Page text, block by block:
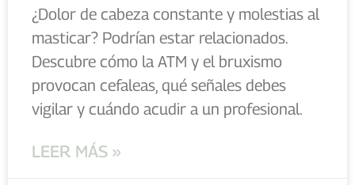
¿Dolor de cabeza constante y molestias al
masticar? Podrían estar relacionados.
Descubre cómo la ATM y el bruxismo
provocan cefaleas, qué señales debes
vigilar y cuándo acudir a un profesional.
LEER MÁS »